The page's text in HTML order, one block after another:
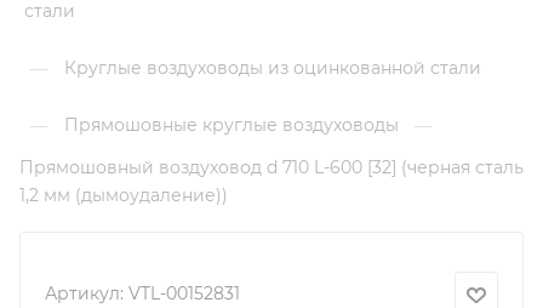
стали
— Круглые воздуховоды из оцинкованной стали
— Прямошовные круглые воздуховоды
—
Прямошовный воздуховод d 710 L-600 [32] (черная сталь
1,2 мм (дымоудаление))
Артикул: VTL-00152831